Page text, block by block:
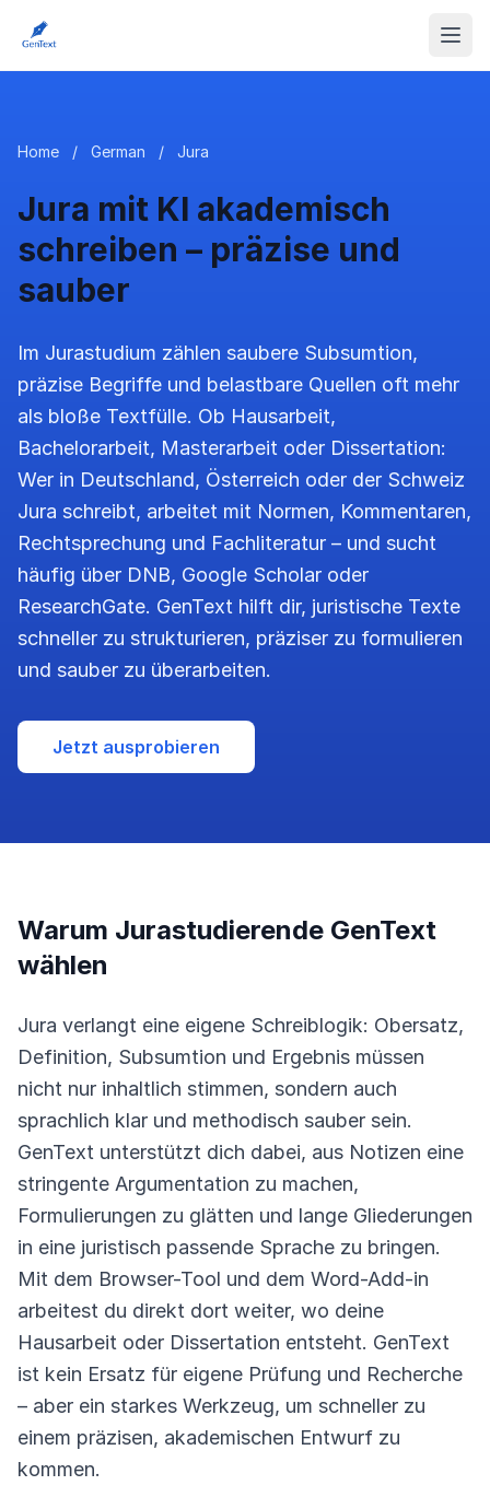
Home / German / Jura
Jura mit KI akademisch
schreiben – präzise und
sauber
Im Jurastudium zählen saubere Subsumtion,
präzise Begriffe und belastbare Quellen oft mehr
als bloße Textfülle. Ob Hausarbeit,
Bachelorarbeit, Masterarbeit oder Dissertation:
Wer in Deutschland, Österreich oder der Schweiz
Jura schreibt, arbeitet mit Normen, Kommentaren,
Rechtsprechung und Fachliteratur – und sucht
häufig über DNB, Google Scholar oder
ResearchGate. GenText hilft dir, juristische Texte
schneller zu strukturieren, präziser zu formulieren
und sauber zu überarbeiten.
Jetzt ausprobieren
Warum Jurastudierende GenText
wählen
Jura verlangt eine eigene Schreiblogik: Obersatz,
Definition, Subsumtion und Ergebnis müssen
nicht nur inhaltlich stimmen, sondern auch
sprachlich klar und methodisch sauber sein.
GenText unterstützt dich dabei, aus Notizen eine
stringente Argumentation zu machen,
Formulierungen zu glätten und lange Gliederungen
in eine juristisch passende Sprache zu bringen.
Mit dem Browser-Tool und dem Word-Add-in
arbeitest du direkt dort weiter, wo deine
Hausarbeit oder Dissertation entsteht. GenText
ist kein Ersatz für eigene Prüfung und Recherche
– aber ein starkes Werkzeug, um schneller zu
einem präzisen, akademischen Entwurf zu
kommen.